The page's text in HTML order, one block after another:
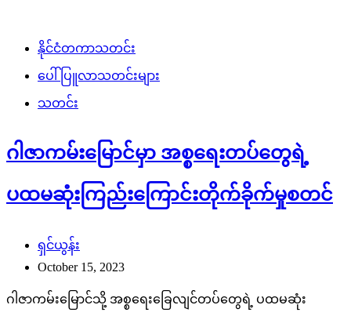
နိုင်ငံတကာသတင်း
ပေါ်ပြူလာသတင်းများ
သတင်း
ဂါဇာကမ်းမြောင်မှာ အစ္စရေးတပ်တွေရဲ့
ပထမဆုံးကြည်းကြောင်းတိုက်ခိုက်မှုစတင်
ရှင်ယွန်း
October 15, 2023
ဂါဇာကမ်းမြောင်သို့ အစ္စရေးခြေလျင်တပ်တွေရဲ့ ပထမဆုံး